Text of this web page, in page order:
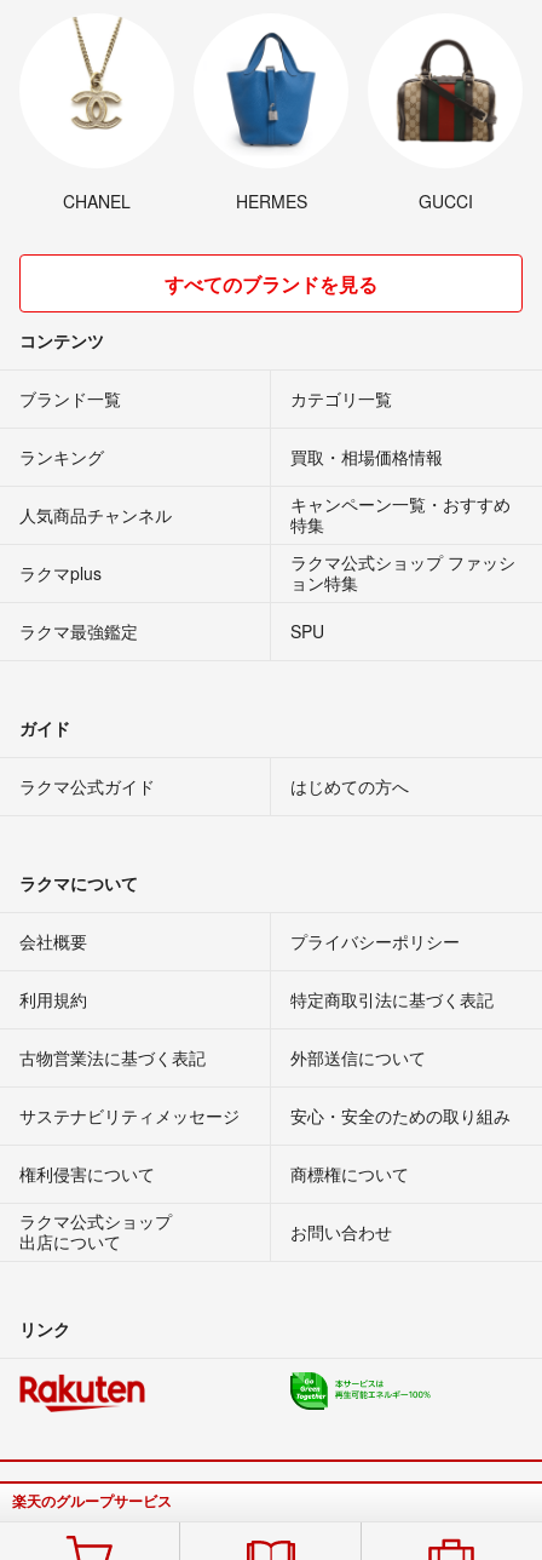
CHANEL HERMES GUCCI
すべてのブランドを見る
コンテンツ
ブランド一覧 カテゴリ一覧
ランキング 買取・相場価格情報
人気商品チャンネル
キャンペーン一覧・おすすめ
特集
ラクマplus
ラクマ公式ショップ ファッシ
ョン特集
ラクマ最強鑑定
SPU
ガイド
ラクマ公式ガイド はじめての方へ
ラクマについて
会社概要 プライバシーポリシー
利用規約 特定商取引法に基づく表記
古物営業法に基づく表記 外部送信について
サステナビリティメッセージ 安心・安全のための取り組み
権利侵害について
商標権について
ラクマ公式ショップ
出店について
お問い合わせ
リンク
楽天のグループサービス